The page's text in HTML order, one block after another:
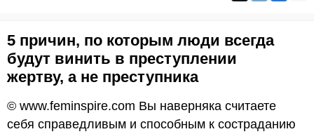
5 причин, по которым люди всегда
будут винить в преступлении
жертву, а не преступника
© www.feminspire.com Вы наверняка считаете
себя справедливым и способным к состраданию